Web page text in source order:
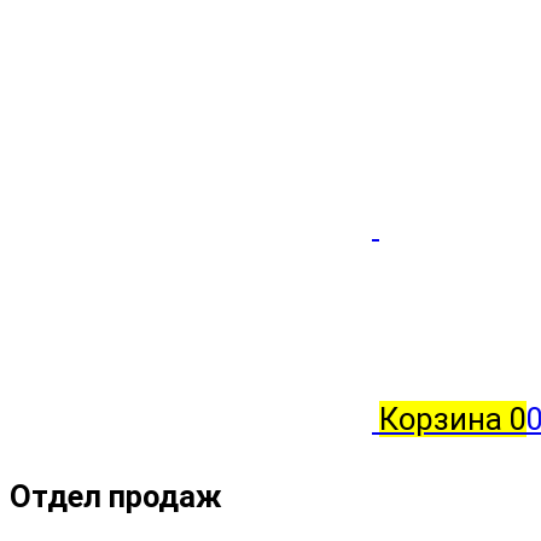
Корзина 0
Отдел продаж